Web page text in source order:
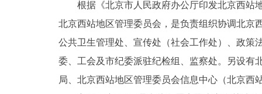
决策公开
政务服务
个人服务
根据《北京市人民政府办公厅印发北京西站地
北京西站地区管理委员会，是负责组织协调北京
公共卫生管理处、宣传处（社会工作处）、政策
委、工会及市纪委派驻纪检组、监察处。另设有
局、北京西站地区管理委员会信息中心（北京